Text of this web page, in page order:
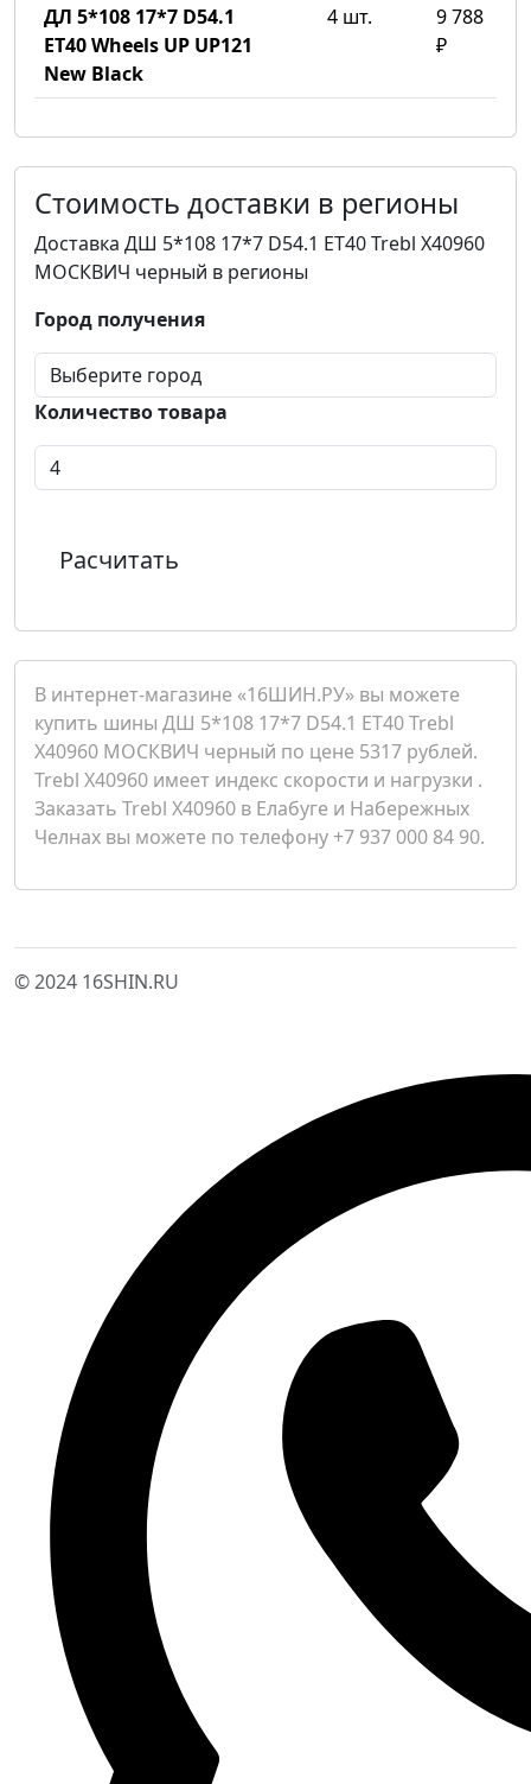
ДЛ 5*108 17*7 D54.1
ET40 Wheels UP UP121
New Black
4 шт.
9 788
₽
Стоимость доставки в регионы
Доставка ДШ 5*108 17*7 D54.1 ET40 Trebl X40960
МОСКВИЧ черный в регионы
Город получения
Количество товара
Расчитать
В интернет-магазине «16ШИН.РУ» вы можете
купить шины ДШ 5*108 17*7 D54.1 ET40 Trebl
X40960 МОСКВИЧ черный по цене 5317 рублей.
Trebl X40960 имеет индекс скорости и нагрузки .
Заказать Trebl X40960 в Елабуге и Набережных
Челнах вы можете по телефону +7 937 000 84 90.
© 2024 16SHIN.RU